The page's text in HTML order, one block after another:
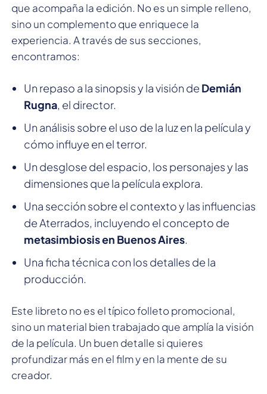
que acompaña la edición. No es un simple relleno,
sino un complemento que enriquece la
experiencia. A través de sus secciones,
encontramos:
Un repaso a la sinopsis y la visión de Demián
Rugna, el director.
Un análisis sobre el uso de la luz en la película y
cómo influye en el terror.
Un desglose del espacio, los personajes y las
dimensiones que la película explora.
Una sección sobre el contexto y las influencias
de Aterrados, incluyendo el concepto de
metasimbiosis en Buenos Aires.
Una ficha técnica con los detalles de la
producción.
Este libreto no es el típico folleto promocional,
sino un material bien trabajado que amplía la visión
de la película. Un buen detalle si quieres
profundizar más en el film y en la mente de su
creador.